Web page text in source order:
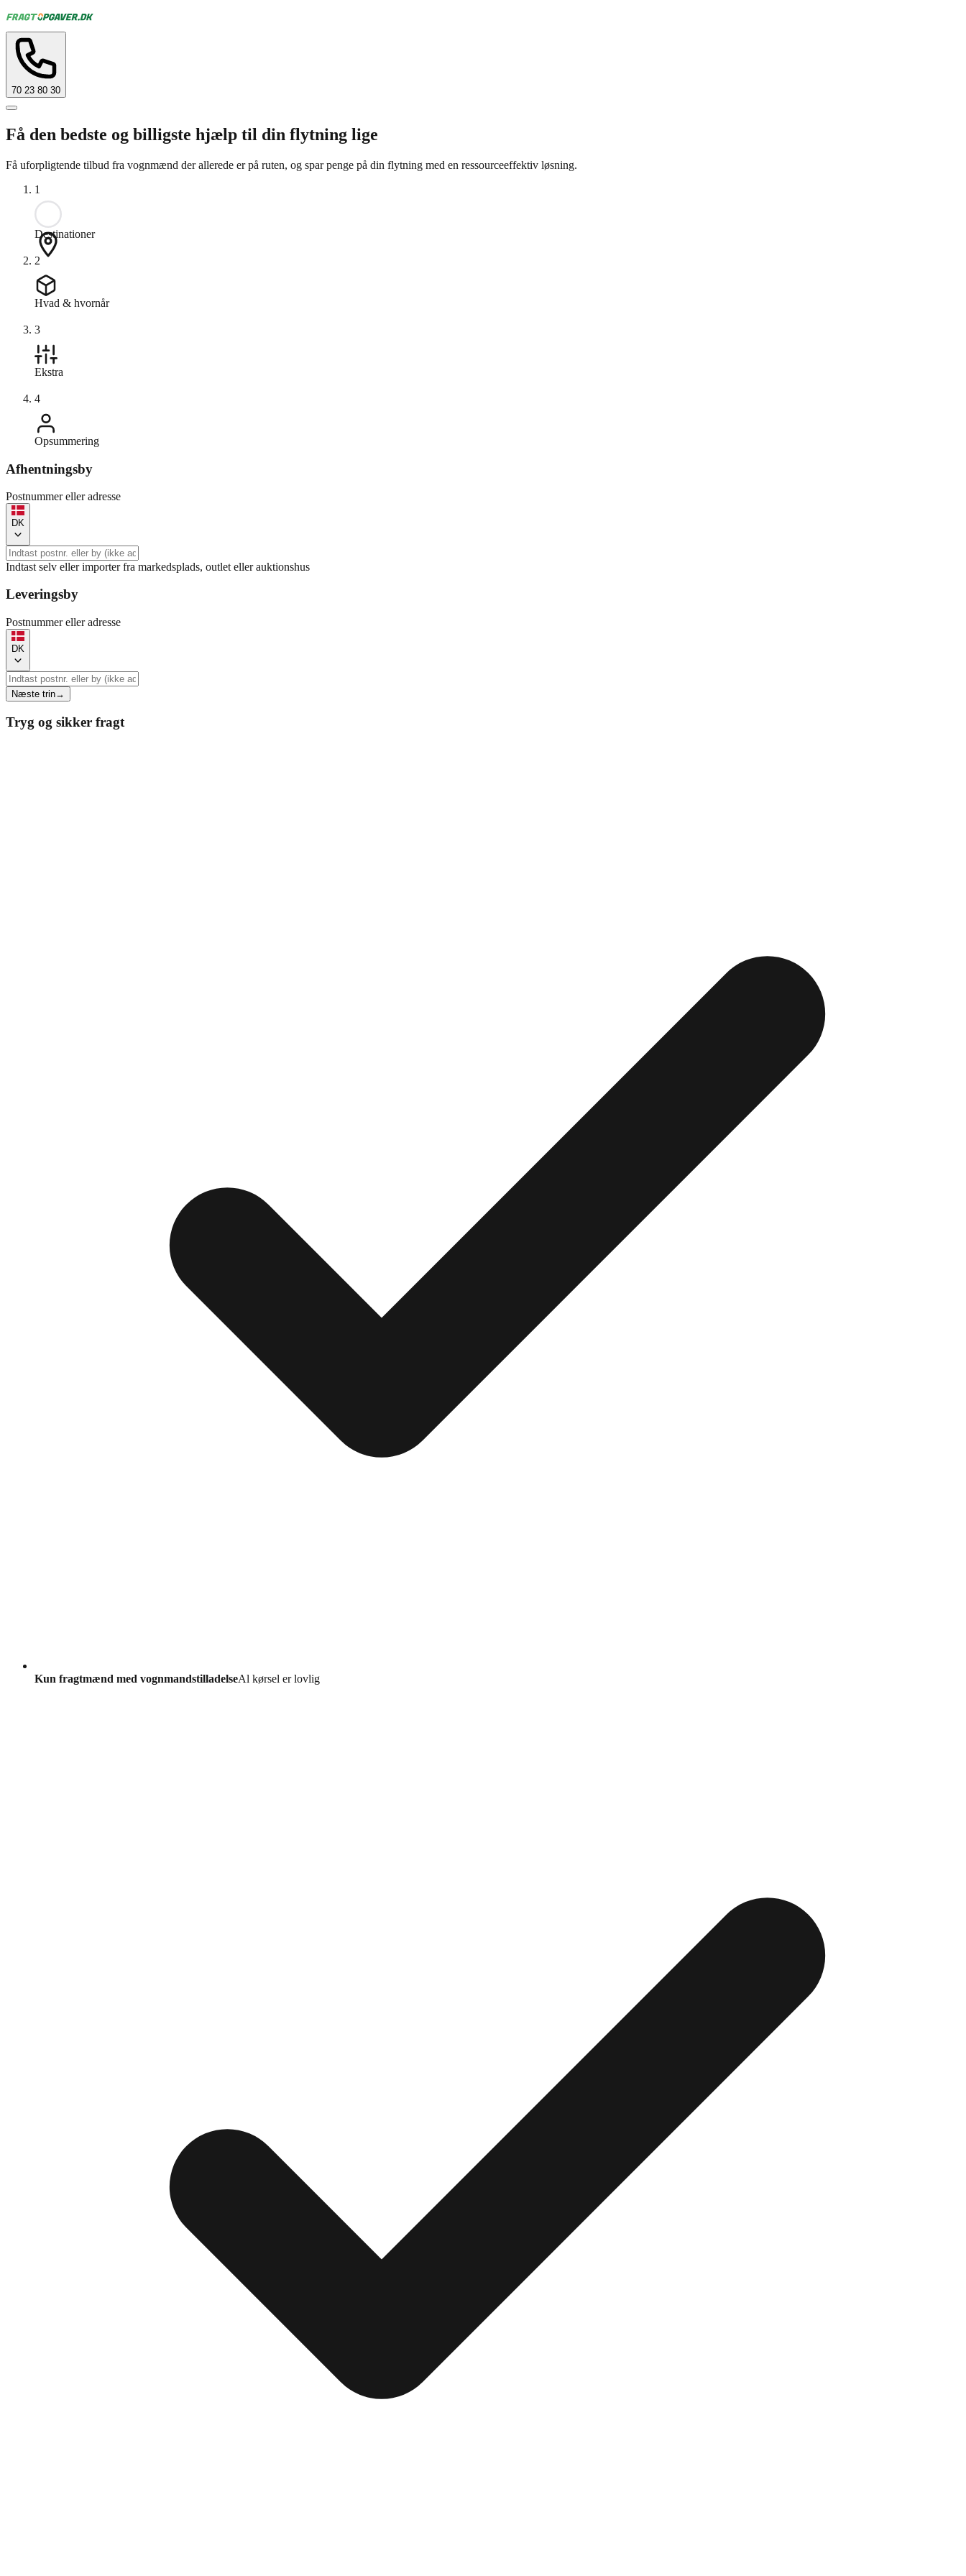
70 23 80 30
Få den bedste og billigste hjælp til din flytning lige
Få uforpligtende tilbud fra vognmænd der allerede er på ruten, og spar penge på din flytning med en ressourceeffektiv løsning.
1
Destinationer
2
Hvad & hvornår
3
Ekstra
4
Opsummering
Afhentningsby
Postnummer eller adresse
DK
Indtast selv eller importer fra markedsplads, outlet eller auktionshus
Leveringsby
Postnummer eller adresse
DK
Næste trin→
Tryg og sikker fragt
Kun fragtmænd med vognmandstilladelseAl kørsel er lovlig